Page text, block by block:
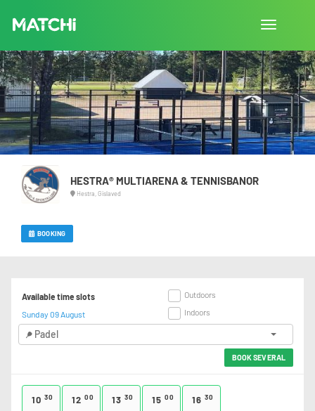
Toggle
HESTRA® MULTIARENA & TENNISBANOR
Hestra, Gislaved
BOOKING
Available time slots
Sunday 09 August
Outdoors
Indoors
Padel
BOOK SEVERAL
10 30 12 00 13 30 15 00 16 30